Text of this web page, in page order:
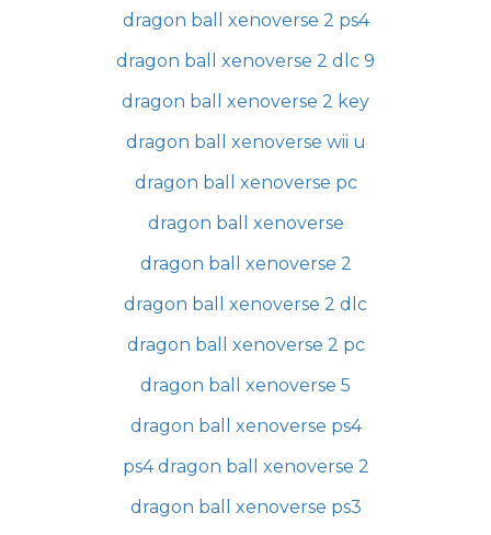
dragon ball xenoverse 2 ps4
dragon ball xenoverse 2 dlc 9
dragon ball xenoverse 2 key
dragon ball xenoverse wii u
dragon ball xenoverse pc
dragon ball xenoverse
dragon ball xenoverse 2
dragon ball xenoverse 2 dlc
dragon ball xenoverse 2 pc
dragon ball xenoverse 5
dragon ball xenoverse ps4
ps4 dragon ball xenoverse 2
dragon ball xenoverse ps3